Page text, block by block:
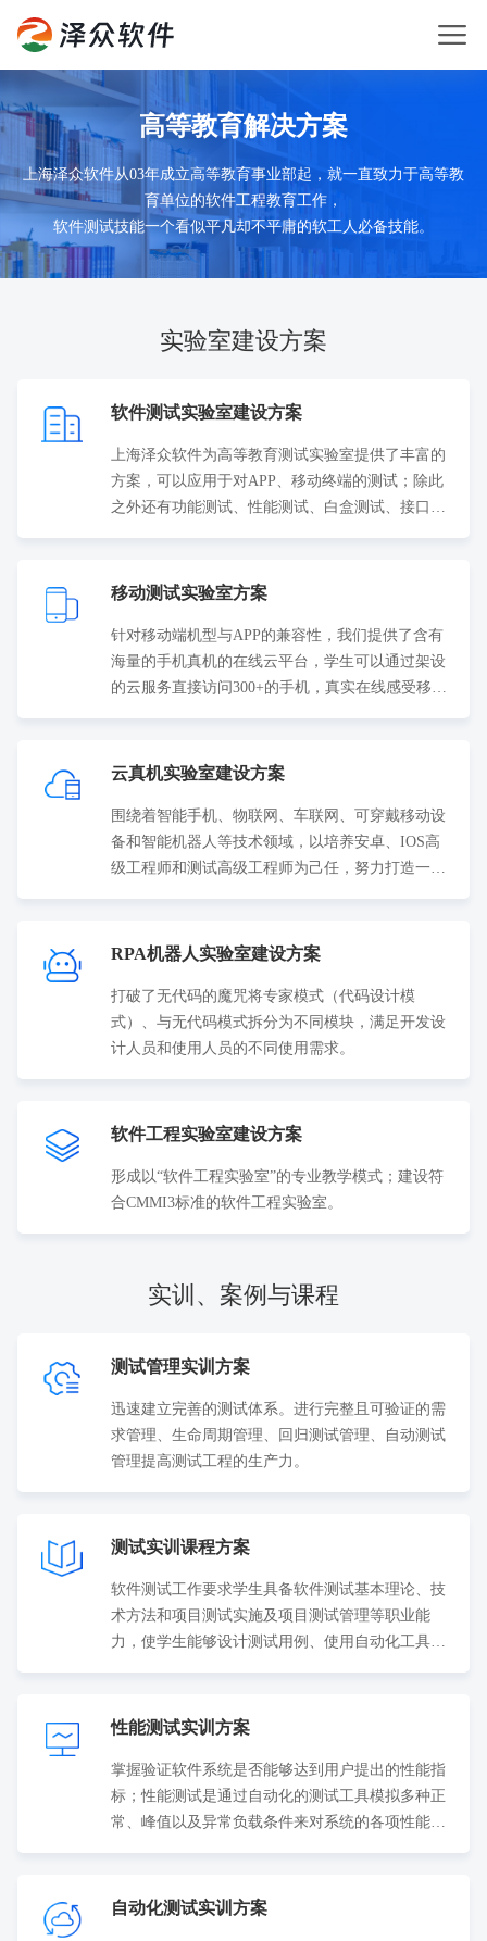
高等教育解决方案
上海泽众软件从03年成立高等教育事业部起，就一直致力于高等教
育单位的软件工程教育工作，
软件测试技能一个看似平凡却不平庸的软工人必备技能。
实验室建设方案
软件测试实验室建设方案
上海泽众软件为高等教育测试实验室提供了丰富的
方案，可以应用于对APP、移动终端的测试；除此
之外还有功能测试、性能测试、白盒测试、接口测
移动测试实验室方案
针对移动端机型与APP的兼容性，我们提供了含有
海量的手机真机的在线云平台，学生可以通过架设
的云服务直接访问300+的手机，真实在线感受移动
云真机实验室建设方案
围绕着智能手机、物联网、车联网、可穿戴移动设
备和智能机器人等技术领域，以培养安卓、IOS高
级工程师和测试高级工程师为己任，努力打造一流
RPA机器人实验室建设方案
打破了无代码的魔咒将专家模式（代码设计模
式）、与无代码模式拆分为不同模块，满足开发设
计人员和使用人员的不同使用需求。
软件工程实验室建设方案
形成以“软件工程实验室”的专业教学模式；建设符
合CMMI3标准的软件工程实验室。
实训、案例与课程
测试管理实训方案
迅速建立完善的测试体系。进行完整且可验证的需
求管理、生命周期管理、回归测试管理、自动测试
管理提高测试工程的生产力。
测试实训课程方案
软件测试工作要求学生具备软件测试基本理论、技
术方法和项目测试实施及项目测试管理等职业能
力，使学生能够设计测试用例、使用自动化工具完
本套实训课程的学习使学生能基本承担起软件测试
同时为学生获取软件测试工程师职业资格证书奠定
基础。
性能测试实训方案
掌握验证软件系统是否能够达到用户提出的性能指
标；性能测试是通过自动化的测试工具模拟多种正
常、峰值以及异常负载条件来对系统的各项性能指
自动化测试实训方案